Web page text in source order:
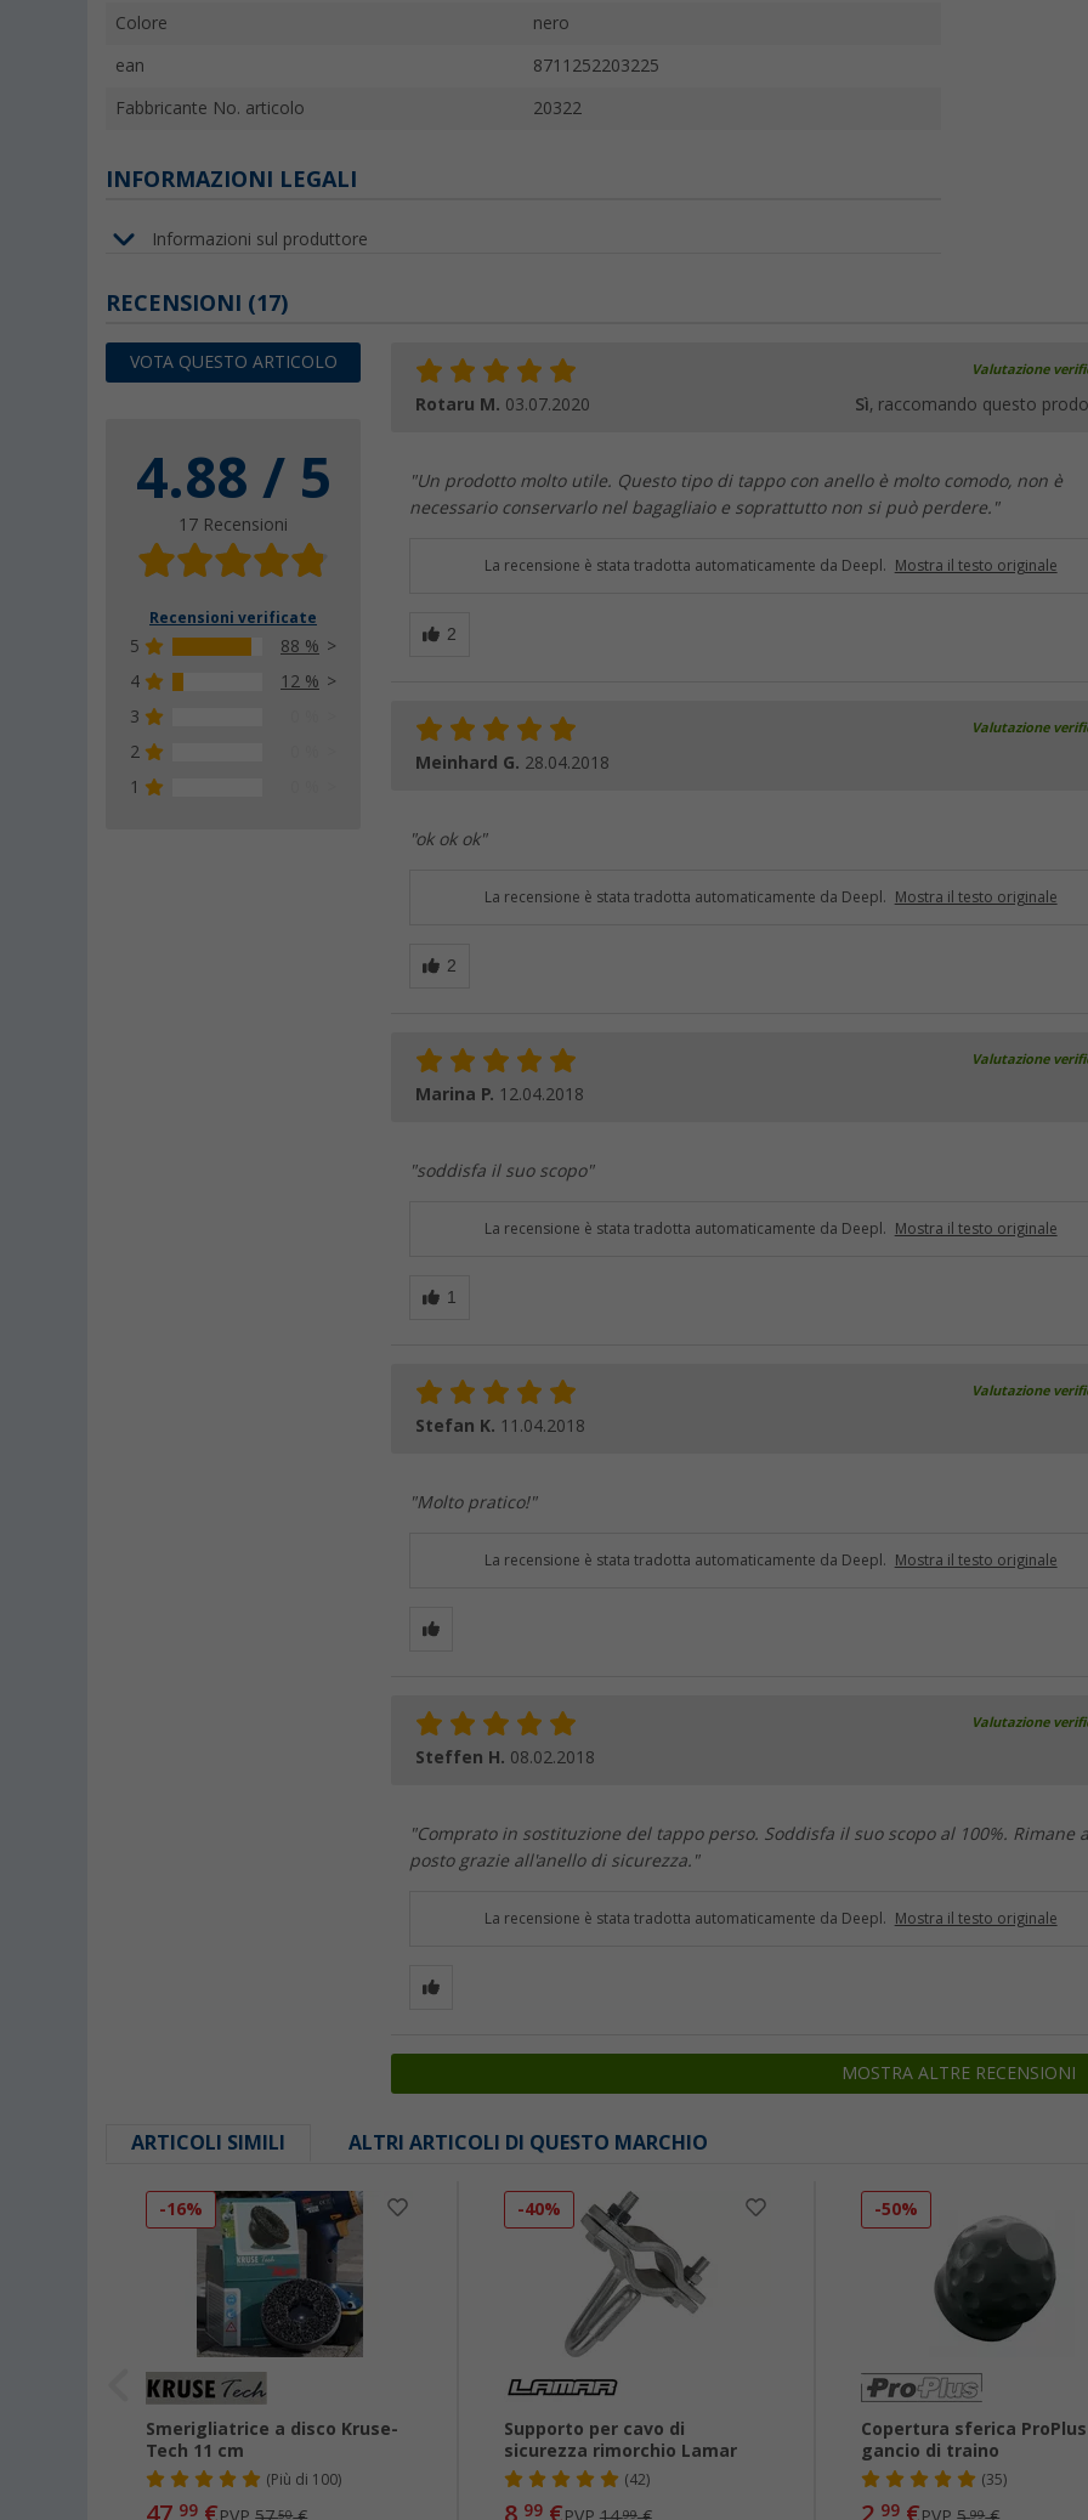
Colore nero
ean 8711252203225
Fabbricante No. articolo 20322
INFORMAZIONI LEGALI
Informazioni sul produttore
RECENSIONI (17)
VOTA QUESTO ARTICOLO
4.88 / 5
17 Recensioni
Recensioni verificate
5
88 %
4
12 %
3
2
1
Valutazione
Rotaru M. 03.07.2020 Sì, raccomando questo
"Un prodotto molto utile. Questo tipo di tappo con anello è molto comodo, non è
necessario conservarlo nel bagagliaio e soprattutto non si può perdere."
La recensione è stata tradotta automaticamente da Deepl. Mostra il testo originale
Valutazione
Meinhard G. 28.04.2018
"ok ok ok"
La recensione è stata tradotta automaticamente da Deepl. Mostra il testo originale
Valutazione
Marina P. 12.04.2018
"soddisfa il suo scopo"
La recensione è stata tradotta automaticamente da Deepl. Mostra il testo originale
Valutazione
Stefan K. 11.04.2018
"Molto pratico!"
La recensione è stata tradotta automaticamente da Deepl. Mostra il testo originale
Valutazione
Steffen H. 08.02.2018
"Comprato in sostituzione del tappo perso. Soddisfa il suo scopo al 100%. Rimane
posto grazie all'anello di sicurezza."
La recensione è stata tradotta automaticamente da Deepl. Mostra il testo originale
MOSTRA ALTRE RECENSIONI
ARTICOLI SIMILI ALTRI ARTICOLI DI QUESTO MARCHIO
-16%
Smerigliatrice a disco Kruse-
Tech 11 cm
( Più di 100)
99 50
-40%
Supporto per cavo di
sicurezza rimorchio Lamar
(42)
99 99
-50%
Copertura sferica
gancio di traino
(35)
99 99